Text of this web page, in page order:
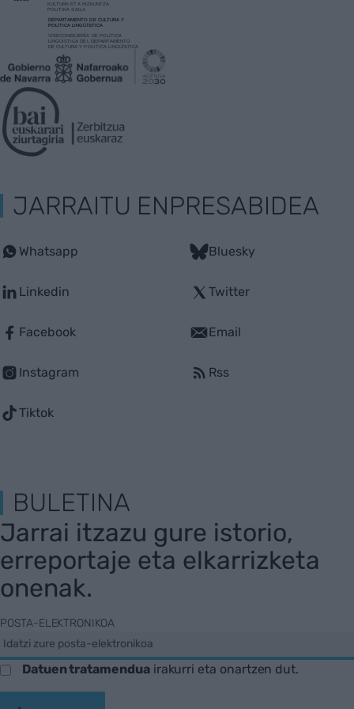
JARRAITU ENPRESABIDEA
Whatsapp
Linkedin
Facebook
Instagram
Tiktok
Bluesky
Twitter
Email
Rss
BULETINA
Jarrai itzazu gure istorio,
erreportaje eta elkarrizketa
onenak.
POSTA-ELEKTRONIKOA
Datuen tratamenduairakurri eta onartzen dut.